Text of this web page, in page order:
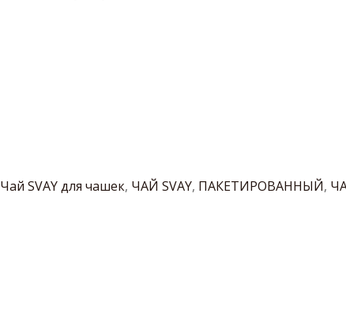
Чай SVAY для чашек, ЧАЙ SVAY, ПАКЕТИРОВАННЫЙ,